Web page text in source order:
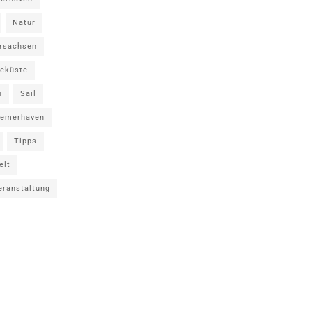
Natur
Sail
Tipps